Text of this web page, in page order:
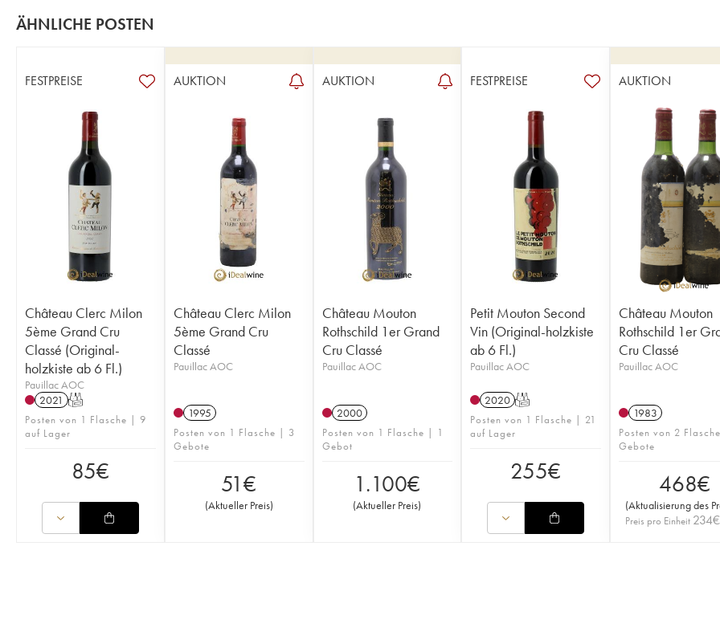
ÄHNLICHE POSTEN
FESTPREISE
Château Clerc Milon
5ème Grand Cru
Classé (Original-
holzkiste ab 6 Fl.)
Pauillac AOC
2021 T
Posten von 1 Flasche | 9
auf Lager
85€
AUKTION
Château Clerc Milon
5ème Grand Cru
Classé
Pauillac AOC
1995
Posten von 1 Flasche | 3
Gebote
51€
(Aktueller Preis)
AUKTION
Château Mouton
Rothschild 1er Grand
Cru Classé
Pauillac AOC
2000
Posten von 1 Flasche | 1
Gebot
1.100€
(Aktueller Preis)
FESTPREISE
Petit Mouton Second
Vin (Original-holzkiste
ab 6 Fl.)
Pauillac AOC
2020 T
Posten von 1 Flasche | 21
auf Lager
255€
AUKTION
Château Mouton
Rothschild 1er
Cru Classé
Pauillac AOC
1983
Posten von 2
Gebote
468€
(Aktualisierung des
Preis pro Einheit 234€